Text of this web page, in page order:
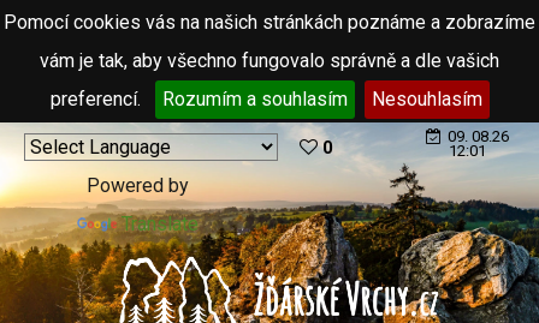
Pomocí cookies vás na našich stránkách poznáme a zobrazíme
vám je tak, aby všechno fungovalo správně a dle vašich
preferencí.
Rozumím a souhlasím Nesouhlasím
Powered by
Translate
0
09. 08.26
12:01